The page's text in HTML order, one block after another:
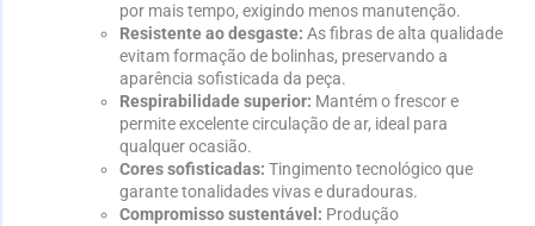
por mais tempo, exigindo menos manutenção.
Resistente ao desgaste: As fibras de alta qualidade
evitam formação de bolinhas, preservando a
aparência sofisticada da peça.
Respirabilidade superior: Mantém o frescor e
permite excelente circulação de ar, ideal para
qualquer ocasião.
Cores sofisticadas: Tingimento tecnológico que
garante tonalidades vivas e duradouras.
Compromisso sustentável: Produção